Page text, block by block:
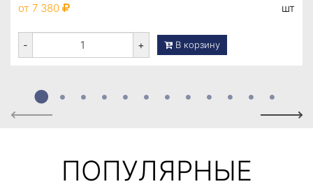
Previous
от 7 380 шт
- + В корзину
Next
ПОПУЛЯРНЫЕ